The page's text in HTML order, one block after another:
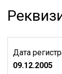
Дата
09.12.2005